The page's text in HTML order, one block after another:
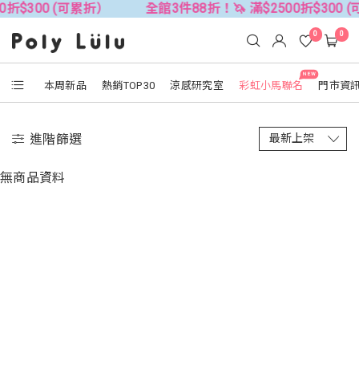
$300 (可累折） 全館3件88折！🦄 滿$2500折$300 (
本周新品 熱銷TOP30 涼感研究室
NEW
彩虹小馬聯名 門市資
0 0
進階篩選
無商品資料